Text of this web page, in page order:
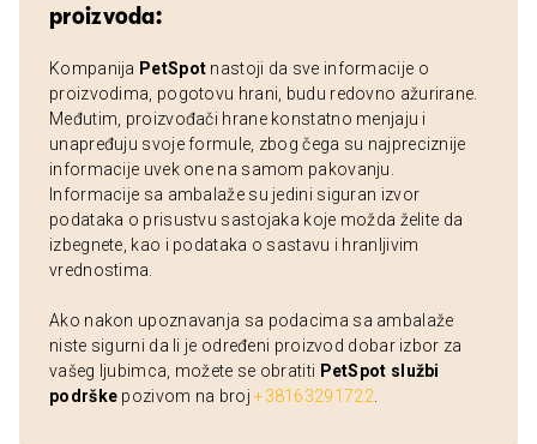
proizvoda:
Kompanija PetSpot nastoji da sve informacije o
proizvodima, pogotovu hrani, budu redovno ažurirane.
Međutim, proizvođači hrane konstatno menjaju i
unapređuju svoje formule, zbog čega su najpreciznije
informacije uvek one na samom pakovanju.
Informacije sa ambalaže su jedini siguran izvor
podataka o prisustvu sastojaka koje možda želite da
izbegnete, kao i podataka o sastavu i hranljivim
vrednostima.
Ako nakon upoznavanja sa podacima sa ambalaže
niste sigurni da li je određeni proizvod dobar izbor za
vašeg ljubimca, možete se obratiti PetSpot službi
podrške pozivom na broj+38163291722